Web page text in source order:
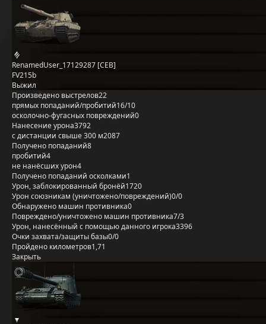
RenamedUser_17129287 [CEB]
FV215b
Выжил
Произведено выстрелов22
прямых попаданий/пробитий16/10
осколочно-фугасных повреждений0
Нанесение урона3792
с дистанции свыше 300 м2087
Получено попаданий8
пробитий4
не нанёсших урон4
Получено попаданий осколками1
Урон, заблокированный бронёй1720
Урон союзникам (уничтожено/повреждений)0/0
Обнаружено машин противника0
Повреждено/уничтожено машин противника7/3
Урон, нанесённый с помощью данного игрока3396
Очки захвата/защиты базы0/0
Пройдено километров1,71
Закрыть